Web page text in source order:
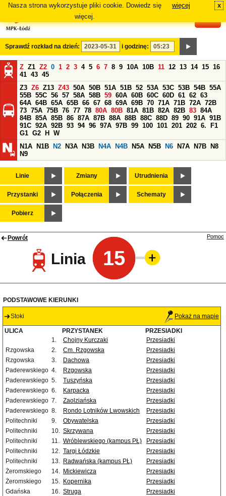
Nasza strona wykorzystuje pliki cookie. Dowiedz się
więcej.
więcej x
Sprawdź rozkład na dzień: i godzinę:
Z Z1 Z2 0 1 2 3 4 5 6 7 8 9 10A 10B 11 12 13 14 15 16
41 43 45
Z3 Z6 Z13 Z43 50A 50B 51A 51B 52 53A 53C 53B 54B 55A
55B 55C 56 57 58A 58B 59 60A 60B 60C 60D 61 62 63
64A 64B 65A 65B 66 67 68 69A 69B 70 71A 71B 72A 72B
73 75A 75B 76 77 78 80A 80B 81A 81B 82A 82B 83 84A
84B 85A 85B 86 87A 87B 88A 88B 88C 88D 89 90 91A 91B
91C 92A 92B 93 94 96 97A 97B 99 100 101 201 202 6.
F1
G1 G2 H
W
N1A
N1B N2 N3A N3B N4A N4B N5A N5B N6 N7A N7B
N8
N9
Linie Zmiany Utrudnienia
Przystanki Połączenia Schematy
Pobierz
Powrót
Linia 15
Pomoc
PODSTAWOWE KIERUNKI
Stoki Pokaż na mapie
ULICA PRZYSTANEK
PRZESIADKI
1.
Chojny Kurczaki
Przesiadki
Rzgowska
2. Cm. Rzgowska
Przesiadki
Rzgowska
3. Dachowa
Przesiadki
Paderewskiego 4. Rzgowska
Przesiadki
Paderewskiego 5. Tuszyńska
Przesiadki
Paderewskiego 6. Karpacka
Przesiadki
Paderewskiego 7. Zaolziańska
Przesiadki
Paderewskiego 8. Rondo Lotników Lwowskich
Przesiadki
Politechniki
9. Obywatelska
Przesiadki
Politechniki
10. Skrzywana
Przesiadki
Politechniki
11. Wróblewskiego (kampus PŁ)
Przesiadki
Politechniki
12. Targi Łódzkie
Przesiadki
Politechniki
13. Radwańska (kampus PŁ)
Przesiadki
Żeromskiego
14. Mickiewicza
Przesiadki
Żeromskiego
15. Kopernika
Przesiadki
Gdańska
16. Struga
Przesiadki